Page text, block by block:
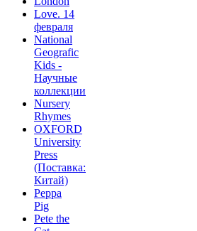
Love. 14
февраля
National
Geografic
Kids -
Научные
коллекции
Nursery
Rhymes
OXFORD
University
Press
(Поставка:
Китай)
Peppa
Pig
Pete the